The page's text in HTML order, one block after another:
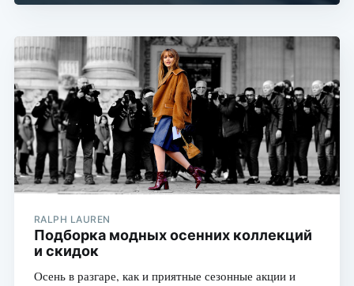
RALPH LAUREN
Подборка модных осенних коллекций
и скидок
Осень в разгаре, как и приятные сезонные акции и